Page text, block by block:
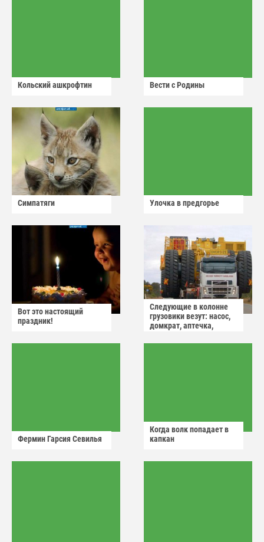
Кольский ашкрофтин Вести с Родины
Симпатяги Улочка в предгорье
Вот это настоящий
праздник!
Следующие в колонне
грузовики везут: насос,
домкрат, аптечка,
Фермин Гарсия Севилья
Когда волк попадает в
капкан